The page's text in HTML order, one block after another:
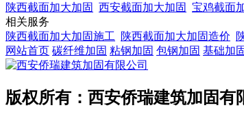
陕西截面加大加固
西安截面加大加固 宝鸡截面
相关服务
陕西截面加大加固施工
陕西截面加大加固造价
网站首页 碳纤维加固 粘钢加固 包钢加固 基础加固
版权所有：西安侨瑞建筑加固有